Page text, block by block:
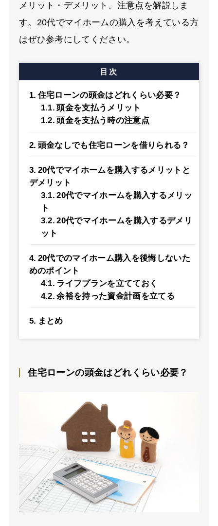
メリット・デメリット、注意点を解説しま
す。20代でマイホームの購入を考えている方
はぜひ参考にしてください。
目次
住宅ローンの頭金はどれくらい必要？
頭金を支払うメリット
頭金を支払う時の注意点
頭金なしでも住宅ローンを借りられる？
20代でマイホームを購入するメリットと
デメリット
20代でマイホームを購入するメリッ
ト
20代でマイホームを購入するデメリ
ット
20代でのマイホーム購入を後悔しないた
めのポイント
ライフプランを立てておく
余裕を持った資金計画を立てる
まとめ
住宅ローンの頭金はどれくらい必要？